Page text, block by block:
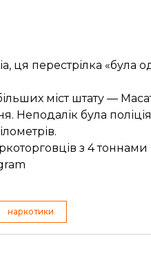
перестрілка «була
міст штату —
була
з 4 тоннами
наркотики